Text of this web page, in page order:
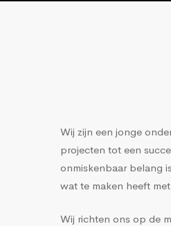
Wij zijn een jonge
projecten tot een
onmiskenbaar belang
wat te maken heeft
Wij richten ons op de